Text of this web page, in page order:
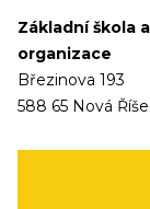
Základní škola
organizace
Březinova 193
588 65 Nová Říše